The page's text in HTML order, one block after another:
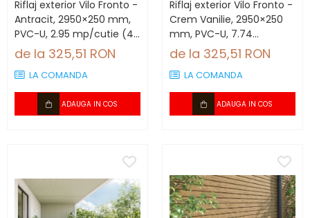
Riflaj exterior Vilo Fronto -
Antracit, 2950×250 mm,
PVC-U, 2.95 mp/cutie (4
bucăți)
de la 325,51 RON
LA COMANDA
ADAUGA IN COS
Riflaj exterior Vilo Fronto -
Crem Vanilie, 2950×250
mm, PVC-U, 7.74
mp/cutie (10 bucăți)
de la 325,51 RON
LA COMANDA
ADAUGA IN COS